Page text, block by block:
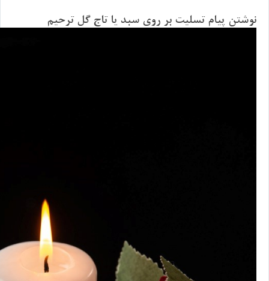
نوشتن پيام تسليت بر روي سبد يا تاج گل ترحيم